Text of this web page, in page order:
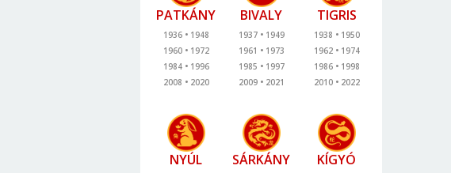
PATKÁNY
1936
1948
1960
1972
1984
1996
2008
2020
BIVALY
1937
1949
1961
1973
1985
1997
2009
2021
TIGRIS
1938
1950
1962
1974
1986
1998
2010
2022
NYÚL SÁRKÁNY KÍGYÓ